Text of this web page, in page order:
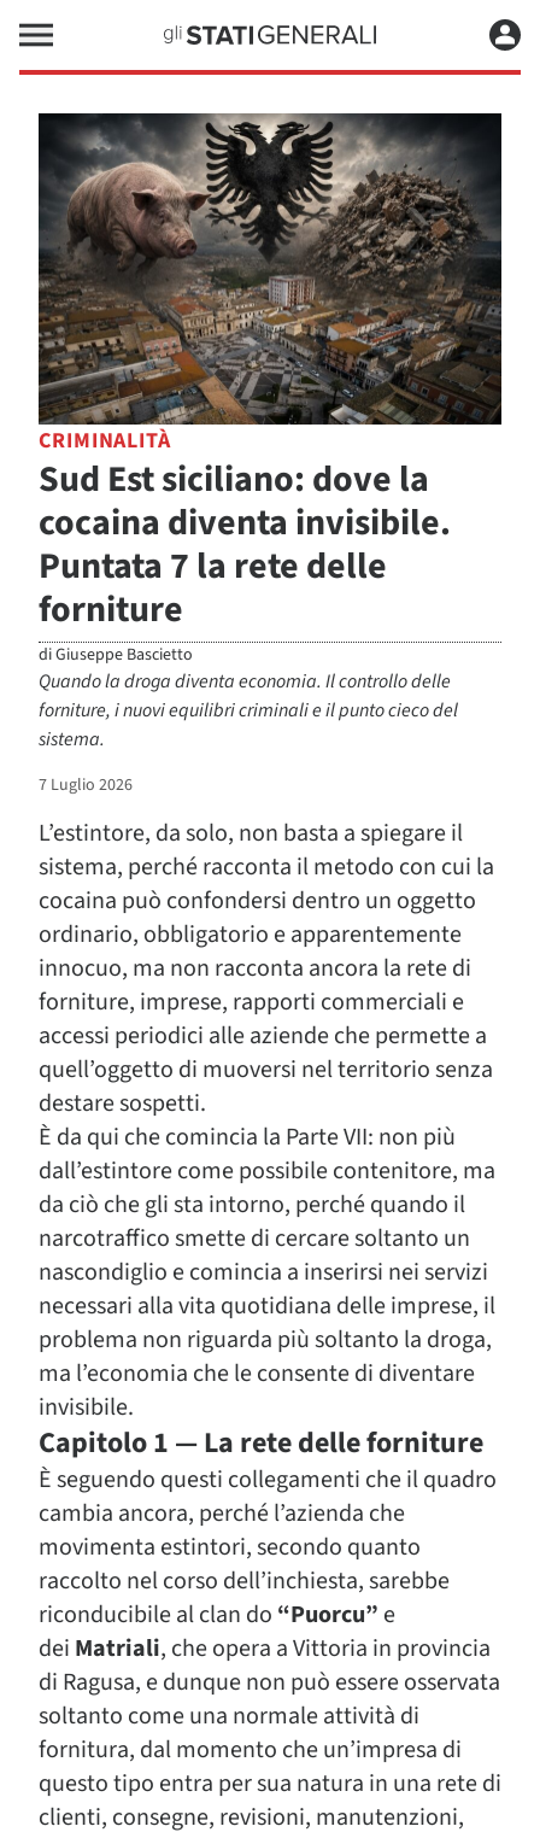
CRIMINALITÀ
Sud Est siciliano: dove la
cocaina diventa invisibile.
Puntata 7 la rete delle
forniture
diGiuseppe Bascietto
Quando la droga diventa economia. Il controllo delle
forniture, i nuovi equilibri criminali e il punto cieco del
sistema.
7 Luglio 2026
L’estintore, da solo, non basta a spiegare il
sistema, perché racconta il metodo con cui la
cocaina può confondersi dentro un oggetto
ordinario, obbligatorio e apparentemente
innocuo, ma non racconta ancora la rete di
forniture, imprese, rapporti commerciali e
accessi periodici alle aziende che permette a
quell’oggetto di muoversi nel territorio senza
destare sospetti.
È da qui che comincia la Parte VII: non più
dall’estintore come possibile contenitore, ma
da ciò che gli sta intorno, perché quando il
narcotraffico smette di cercare soltanto un
nascondiglio e comincia a inserirsi nei servizi
necessari alla vita quotidiana delle imprese, il
problema non riguarda più soltanto la droga,
ma l’economia che le consente di diventare
invisibile.
Capitolo 1 — La rete delle forniture
È seguendo questi collegamenti che il quadro
cambia ancora, perché l’azienda che
movimenta estintori, secondo quanto
raccolto nel corso dell’inchiesta, sarebbe
riconducibile al clan do “Puorcu” e
dei Matriali, che opera a Vittoria in provincia
di Ragusa, e dunque non può essere osservata
soltanto come una normale attività di
fornitura, dal momento che un’impresa di
questo tipo entra per sua natura in una rete di
clienti, consegne, revisioni, manutenzioni,